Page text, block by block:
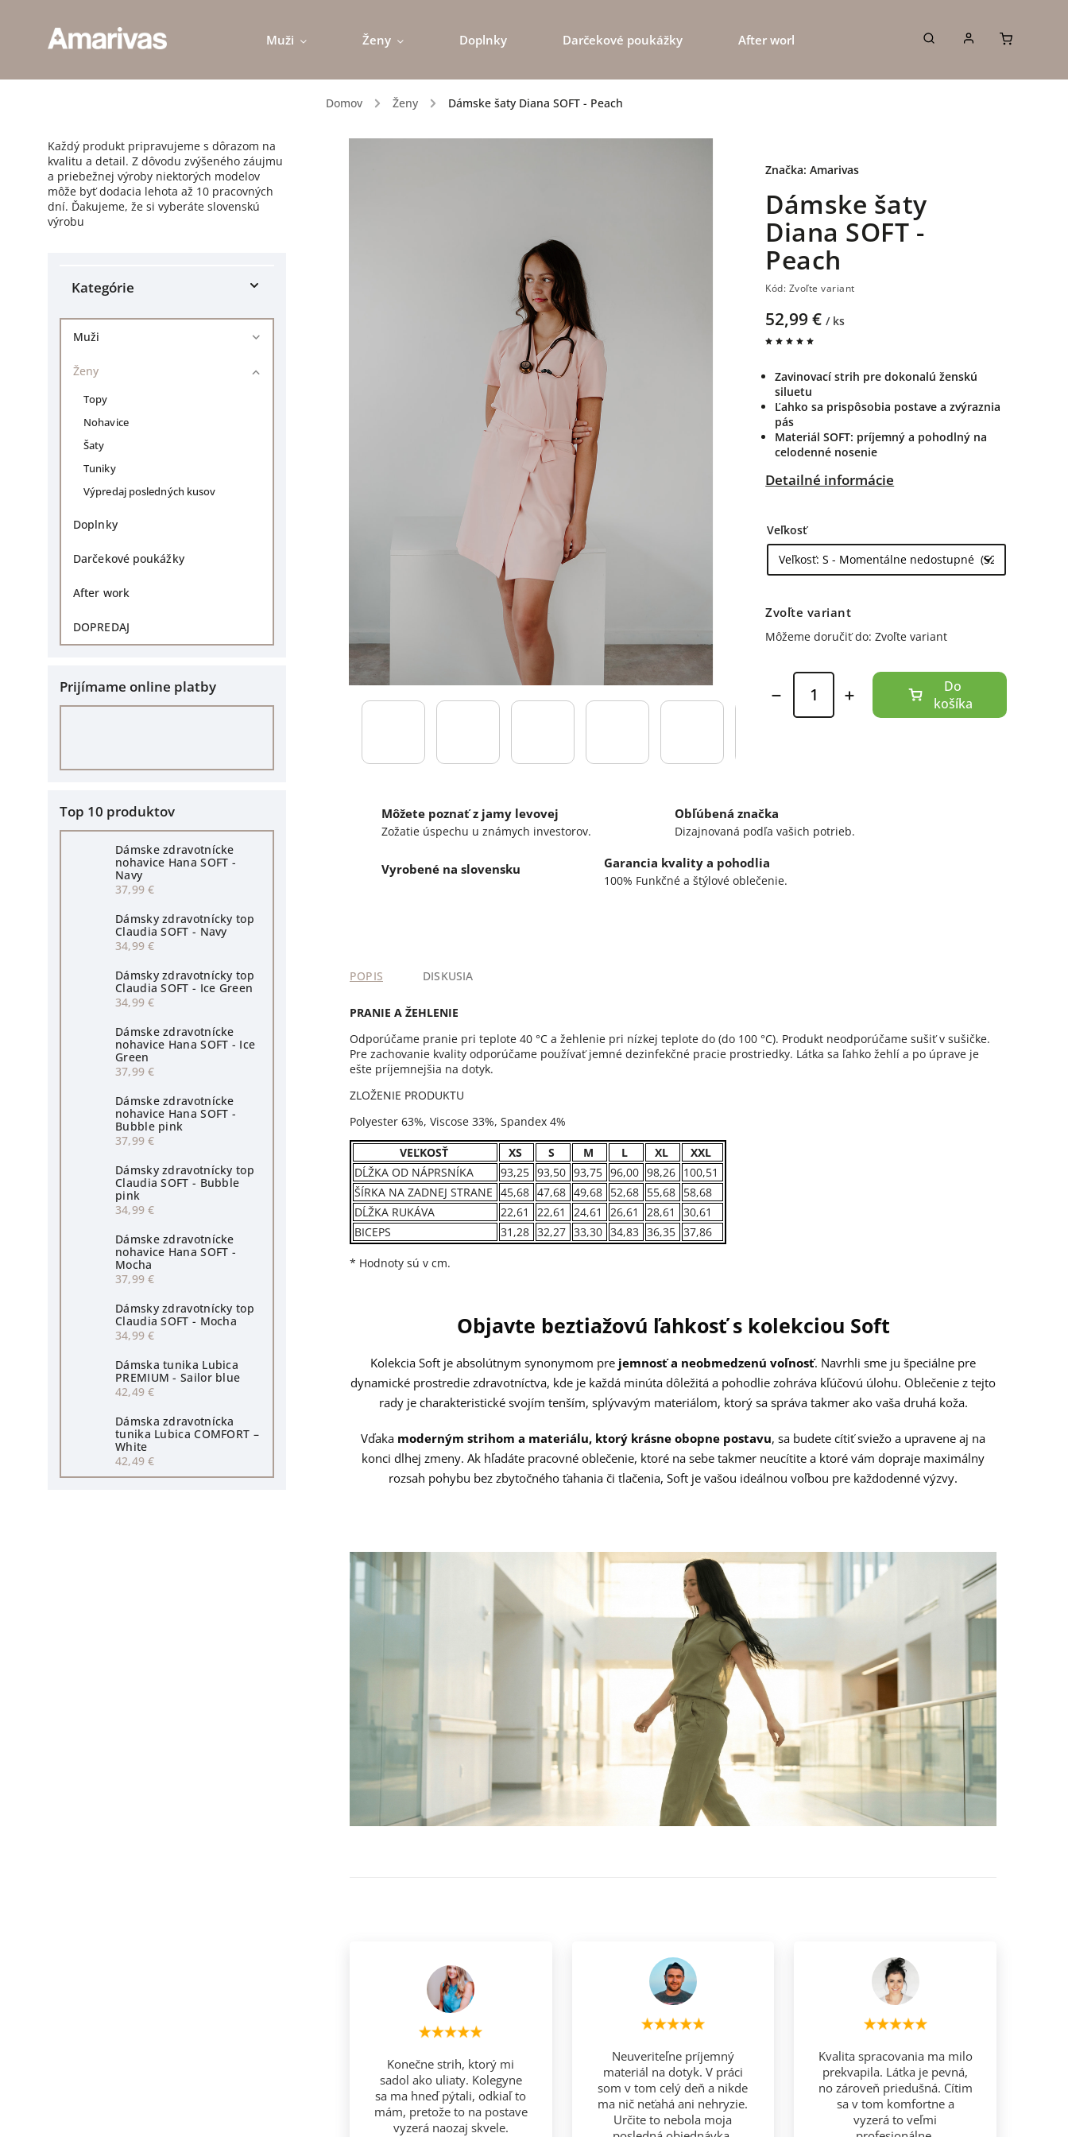
Muži Ženy Doplnky Darčekové poukážky After work O nás
Domov / Ženy / Dámske šaty Diana SOFT - Peach
Každý produkt pripravujeme s dôrazom na
kvalitu a detail. Z dôvodu zvýšeného záujmu
a priebežnej výroby niektorých modelov
môže byť dodacia lehota až 10 pracovných
dní. Ďakujeme, že si vyberáte slovenskú
výrobu
Kategórie
Muži
Ženy
Topy
Nohavice
Šaty
Tuniky
Výpredaj posledných kusov
Doplnky
Darčekové poukážky
After work
DOPREDAJ
Prijímame online platby
Top 10 produktov
Dámske zdravotnícke
nohavice Hana SOFT -
Navy
37,99 €
Dámsky zdravotnícky top
Claudia SOFT - Navy
34,99 €
Dámsky zdravotnícky top
Claudia SOFT - Ice Green
34,99 €
Dámske zdravotnícke
nohavice Hana SOFT - Ice
Green
37,99 €
Dámske zdravotnícke
nohavice Hana SOFT -
Bubble pink
37,99 €
Dámsky zdravotnícky top
Claudia SOFT - Bubble
pink
34,99 €
Dámske zdravotnícke
nohavice Hana SOFT -
Mocha
37,99 €
Dámsky zdravotnícky top
Claudia SOFT - Mocha
34,99 €
Dámska tunika Lubica
PREMIUM - Sailor blue
42,49 €
Dámska zdravotnícka
tunika Lubica COMFORT –
White
42,49 €
Dámske šaty
Diana SOFT -
Peach
Kód: Zvoľte variant
52,99 €/ ks
Zavinovací strih pre dokonalú ženskú
siluetu
Ľahko sa prispôsobia postave a zvýraznia
pás
Materiál SOFT: príjemný a pohodlný na
celodenné nosenie
Detailné informácie
Značka:Amarivas
Veľkosť
Zvoľte variant
Môžeme doručiť do: Zvoľte variant
Môžete poznať z jamy levovej
Zožatie úspechu u známych investorov.
Obľúbená značka
Dizajnovaná podľa vašich potrieb.
Vyrobené na slovensku Garancia kvality a pohodlia
100% Funkčné a štýlové oblečenie.
POPIS DISKUSIA
PRANIE A ŽEHLENIE
Odporúčame pranie pri teplote 40 °C a žehlenie pri nízkej teplote do (do 100 °C). Produkt neodporúčame sušiť v sušičke.
Pre zachovanie kvality odporúčame používať jemné dezinfekčné pracie prostriedky. Látka sa ľahko žehlí a po úprave je
ešte príjemnejšia na dotyk.
ZLOŽENIE PRODUKTU
Polyester 63%, Viscose 33%, Spandex 4%
VEĽKOSŤ XS S M L XL
XXL
DĹŽKA OD NÁPRSNÍKA
93,25 93,50 93,75 96,00 98,26 100,51
ŠÍRKA NA ZADNEJ STRANE 45,68 47,68 49,68 52,68 55,68 58,68
DĹŽKA RUKÁVA
22,61 22,61 24,61 26,61 28,61
30,61
BICEPS
31,28 32,27 33,30 34,83 36,35 37,86
* Hodnoty sú v cm.
Objavte beztiažovú ľahkosť s kolekciou Soft
Kolekcia Soft je absolútnym synonymom pre jemnosť a neobmedzenú voľnosť. Navrhli sme ju špeciálne pre
dynamické prostredie zdravotníctva, kde je každá minúta dôležitá a pohodlie zohráva kľúčovú úlohu. Oblečenie z tejto
rady je charakteristické svojím tenším, splývavým materiálom, ktorý sa správa takmer ako vaša druhá koža.
Vďaka moderným strihom a materiálu, ktorý krásne obopne postavu, sa budete cítiť sviežo a upravene aj na
konci dlhej zmeny. Ak hľadáte pracovné oblečenie, ktoré na sebe takmer neucítite a ktoré vám dopraje maximálny
rozsah pohybu bez zbytočného ťahania či tlačenia, Soft je vašou ideálnou voľbou pre každodenné výzvy.
Konečne strih, ktorý mi
sadol ako uliaty. Kolegyne
sa ma hneď pýtali, odkiaľ to
mám, pretože to na postave
vyzerá naozaj skvele.
Neuveriteľne príjemný
materiál na dotyk. V práci
som v tom celý deň a nikde
ma nič neťahá ani nehryzie.
Určite to nebola moja
Kvalita spracovania ma milo
prekvapila. Látka je pevná,
no zároveň priedušná. Cítim
sa v tom komfortne a
vyzerá to veľmi